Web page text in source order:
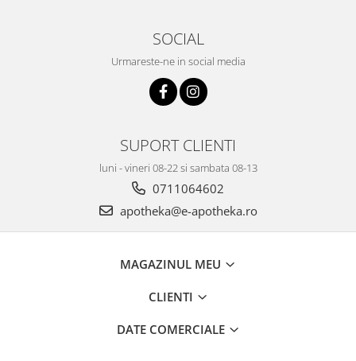
SOCIAL
Urmareste-ne in social media
SUPORT CLIENTI
luni - vineri 08-22 si sambata 08-13
0711064602
apotheka@e-apotheka.ro
MAGAZINUL MEU
CLIENTI
DATE COMERCIALE